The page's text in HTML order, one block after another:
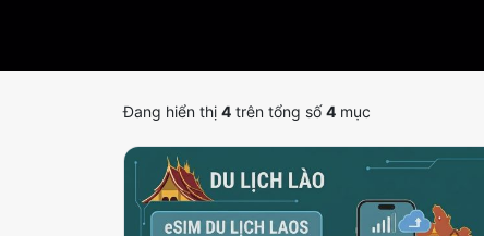
Đang hiển thị 4trên tổng số4mục